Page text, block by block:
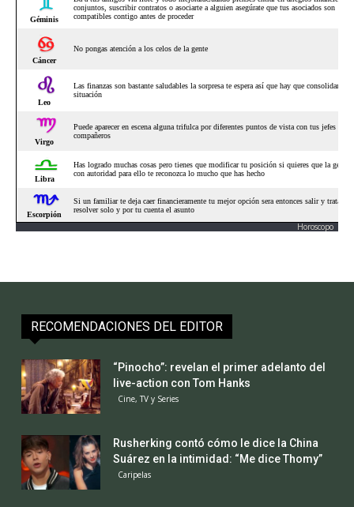
Horoscopo
RECOMENDACIONES DEL EDITOR
“Pinocho”: revelan el primer adelanto del
live-action con Tom Hanks
Cine, TV y Series
Rusherking contó cómo le dice la China
Suárez en la intimidad: “Me dice Thomy”
Caripelas